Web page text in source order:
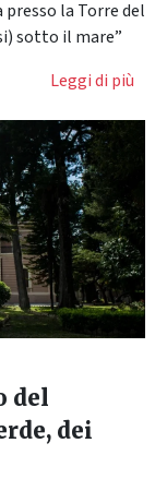
la Torre del
sotto il mare”
Leggi di più
del
dei